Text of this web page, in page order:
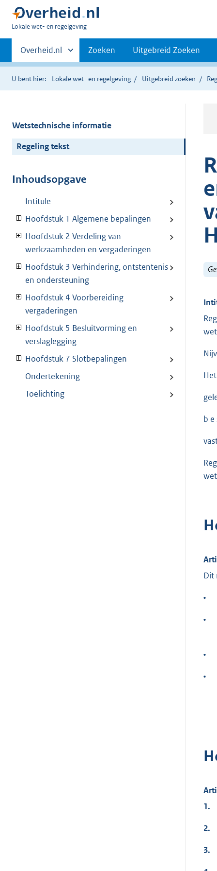
U
hier:
Lokale wet- en regelgeving
Primaire
navigatie
Andere
sites
binnen
Overheid.nl Zoeken Uitgebreid Zoeken
U bent hier: Lokale wet- en regelgeving Uitgebreid zoeken
Wetstechnische informatie
Regeling tekst
Inhoudsopgave
Intitule
Hoofdstuk 1 Algemene bepalingen
Hoofdstuk 2 Verdeling van
werkzaamheden en vergaderingen
Hoofdstuk 3 Verhindering, ontstentenis
en ondersteuning
Hoofdstuk 4 Voorbereiding
vergaderingen
Hoofdstuk 5 Besluitvorming en
verslaglegging
Hoofdstuk 7 Slotbepalingen
Ondertekening
Toelichting
b e
Dit
•
•
•
•
1.
2.
3.